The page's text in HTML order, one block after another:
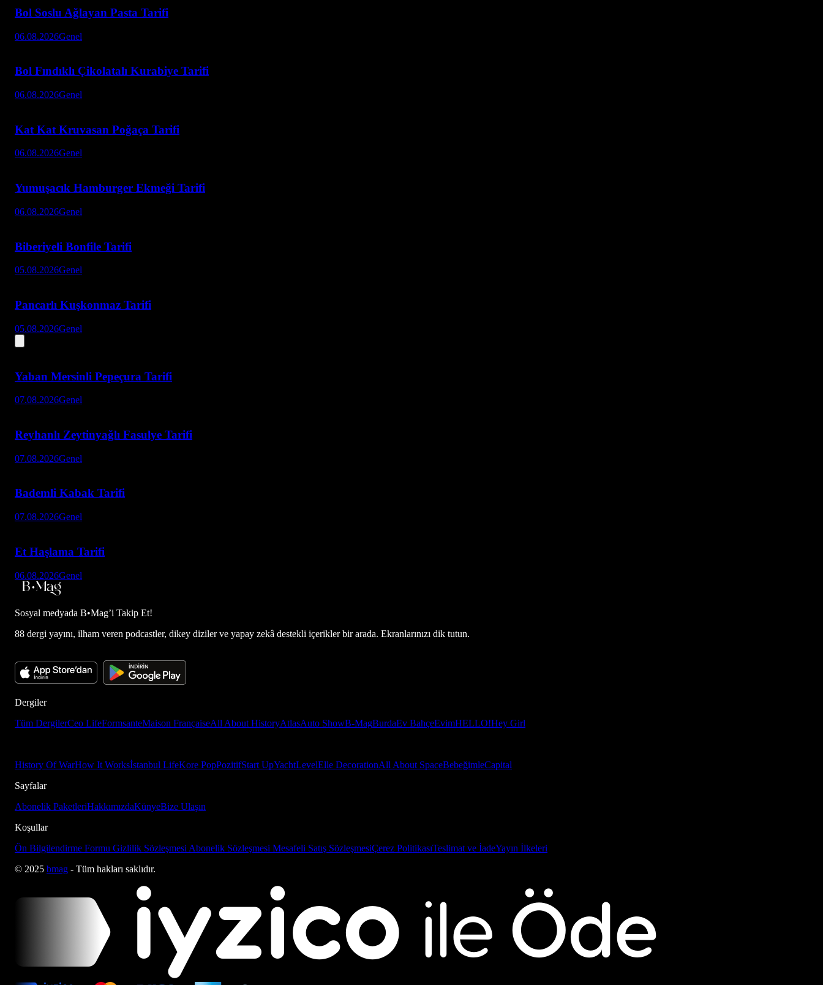
Bol Soslu Ağlayan Pasta Tarifi
06.08.2026Genel
Bol Fındıklı Çikolatalı Kurabiye Tarifi
06.08.2026Genel
Kat Kat Kruvasan Poğaça Tarifi
06.08.2026Genel
Yumuşacık Hamburger Ekmeği Tarifi
06.08.2026Genel
Biberiyeli Bonfile Tarifi
05.08.2026Genel
Pancarlı Kuşkonmaz Tarifi
05.08.2026Genel
Yaban Mersinli Pepeçura Tarifi
07.08.2026Genel
Reyhanlı Zeytinyağlı Fasulye Tarifi
07.08.2026Genel
Bademli Kabak Tarifi
07.08.2026Genel
Et Haşlama Tarifi
06.08.2026Genel
Sosyal medyada B•Mag’i Takip Et!
88 dergi yayını, ilham veren podcastler, dikey diziler ve yapay zekâ destekli içerikler bir arada. Ekranlarınızı dik tutun.
Dergiler
Tüm DergilerCeo LifeFormsanteMaison FrançaiseAll About HistoryAtlasAuto ShowB-MagBurdaEv BahçeEvimHELLO!Hey Girl
History Of WarHow It Worksİstanbul LifeKore PopPozitifStart UpYachtLevelElle DecorationAll About SpaceBebeğimleCapital
Sayfalar
Abonelik PaketleriHakkımızdaKünyeBize Ulaşın
Koşullar
Ön Bilgilendirme Formu Gizlilik Sözleşmesi Abonelik Sözleşmesi Mesafeli Satış SözleşmesiÇerez PolitikasıTeslimat ve İadeYayın İlkeleri
© 2025 bmag - Tüm hakları saklıdır.